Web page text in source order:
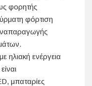
φορητής
φόρτιση
ηλιακή ενέργεια
μπαταρίες